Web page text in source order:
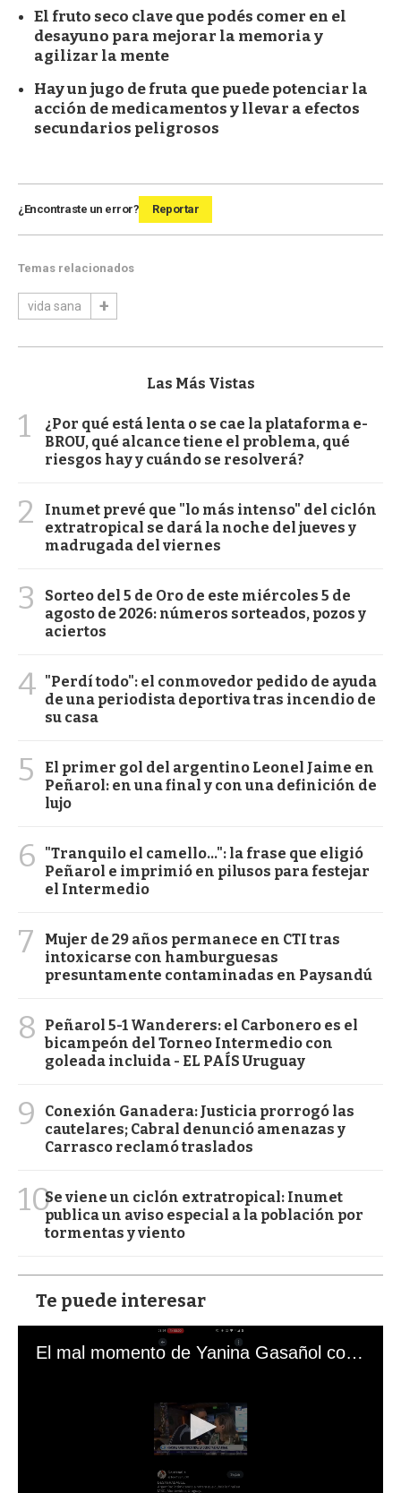
El fruto seco clave que podés comer en el
desayuno para mejorar la memoria y
agilizar la mente
Hay un jugo de fruta que puede potenciar la
acción de medicamentos y llevar a efectos
secundarios peligrosos
¿Encontraste un error? Reportar
Temas relacionados
vida sana
Las Más Vistas
1
¿Por qué está lenta o se cae la plataforma e-
BROU, qué alcance tiene el problema, qué
riesgos hay y cuándo se resolverá?
2
Inumet prevé que "lo más intenso" del ciclón
extratropical se dará la noche del jueves y
madrugada del viernes
3
Sorteo del 5 de Oro de este miércoles 5 de
agosto de 2026: números sorteados, pozos y
aciertos
4 "Perdí todo": el conmovedor pedido de ayuda
de una periodista deportiva tras incendio de
su casa
5
El primer gol del argentino Leonel Jaime en
Peñarol: en una final y con una definición de
lujo
6
"Tranquilo el camello...": la frase que eligió
Peñarol e imprimió en pilusos para festejar
el Intermedio
7
Mujer de 29 años permanece en CTI tras
intoxicarse con hamburguesas
presuntamente contaminadas en Paysandú
8
Peñarol 5-1 Wanderers: el Carbonero es el
bicampeón del Torneo Intermedio con
goleada incluida - EL PAÍS Uruguay
9
Conexión Ganadera: Justicia prorrogó las
cautelares; Cabral denunció amenazas y
Carrasco reclamó traslados
10Se viene un ciclón extratropical: Inumet
publica un aviso especial a la población por
tormentas y viento
Te puede interesar
El mal momento de Yanina Gasañol con un hincha argentino en "Subrayado"